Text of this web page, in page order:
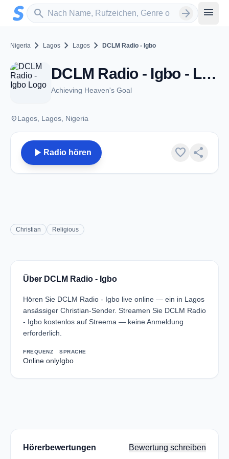
Zum Hauptinhalt springen
search
Sender suchen arrow_forward menu
Nigeria chevron_right Lagos chevron_right Lagos chevron_right DCLM Radio - Igbo
DCLM Radio - Igbo - Lagos
Achieving Heaven's Goal
placeLagos, Lagos, Nigeria
play_arrow Radio hören favorite share
Christian Religious
Über DCLM Radio - Igbo
Hören Sie DCLM Radio - Igbo live online — ein in Lagos
ansässiger Christian-Sender. Streamen Sie DCLM Radio
- Igbo kostenlos auf Streema — keine Anmeldung
erforderlich.
FREQUENZ
Online only
SPRACHE
Igbo
Hörerbewertungen Bewertung schreiben